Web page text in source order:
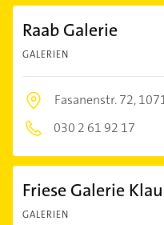
Raab Galerie
GALERIEN
Fasanenstr. 72,
030 2 61 92 17
Friese Galerie
GALERIEN